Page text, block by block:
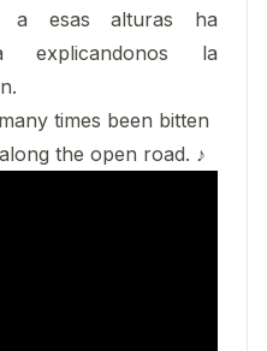
a esas alturas ha
explicandonos la
times been bitten
the open road. ♪